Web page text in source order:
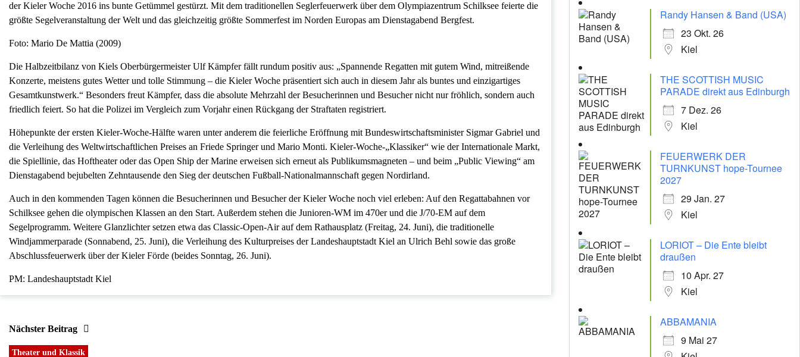
der Kieler Woche 2016 ins bunte Getümmel gestürzt. Mit dem traditionellen Seglerfeuerwerk über dem Olympiazentrum Schilksee feierte die
größte Segelveranstaltung der Welt und das gleichzeitig größte Sommerfest im Norden Europas am Dienstagabend Bergfest.
Foto: Mario De Mattia (2009)
Die Halbzeitbilanz von Kiels Oberbürgermeister Ulf Kämpfer fällt rundum positiv aus: „Spannende Regatten mit gutem Wind, mitreißende
Konzerte, meistens gutes Wetter und tolle Stimmung – die Kieler Woche präsentiert sich auch in diesem Jahr als buntes und einzigartiges
Gesamtkunstwerk.“ Besonders freut Kämpfer, dass die absolute Mehrzahl der Besucherinnen und Besucher nicht nur fröhlich, sondern auch
friedlich feiert. So hat die Polizei im Vergleich zum Vorjahr einen Rückgang der Straftaten registriert.
Höhepunkte der ersten Kieler-Woche-Hälfte waren unter anderem die feierliche Eröffnung mit Bundeswirtschaftsminister Sigmar Gabriel und
die Verleihung des Weltwirtschaftlichen Preises an Friede Springer und Mario Monti. Kieler-Woche-„Klassiker“ wie der Internationale Markt,
die Spiellinie, das Hoftheater oder das Open Ship der Marine erweisen sich erneut als Publikumsmagneten – und beim „Public Viewing“ am
Dienstagabend bejubelten Zehntausende den Sieg der deutschen Fußball-Nationalmannschaft gegen Nordirland.
Auch in den kommenden Tagen können die Besucherinnen und Besucher der Kieler Woche noch viel erleben: Auf den Regattabahnen vor
Schilksee gehen die olympischen Klassen an den Start. Außerdem stehen die Junioren-WM im 470er und die J/70-EM auf dem
Segelprogramm. Weitere Glanzlichter setzen etwa das Classic-Open-Air auf dem Rathausplatz (Freitag, 24. Juni), die traditionelle
Windjammerparade (Sonnabend, 25. Juni), die Verleihung des Kulturpreises der Landeshauptstadt Kiel an Ulrich Behl sowie das große
Abschlussfeuerwerk über der Kieler Förde (beides Sonntag, 26. Juni).
PM: Landeshauptstadt Kiel
Nächster Beitrag
Theater und Klassik
Randy Hansen & Band (USA)
23 Okt. 26
Kiel
THE SCOTTISH MUSIC
PARADE direkt aus Edinburgh
7 Dez. 26
Kiel
FEUERWERK DER
TURNKUNST hope-Tournee
2027
29 Jan. 27
Kiel
LORIOT – Die Ente bleibt
draußen
10 Apr. 27
Kiel
ABBAMANIA
9 Mai 27